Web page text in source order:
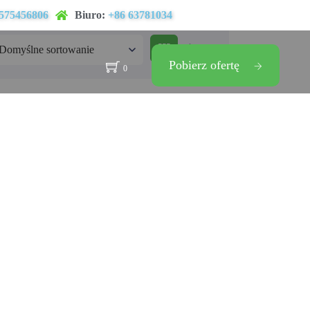
Biuro: +86 63781034
0 Pobierz ofertę